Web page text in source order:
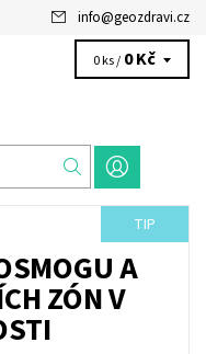
info@geozdravi.cz
0 ks / 0 Kč
TIP
A
ZÓN V